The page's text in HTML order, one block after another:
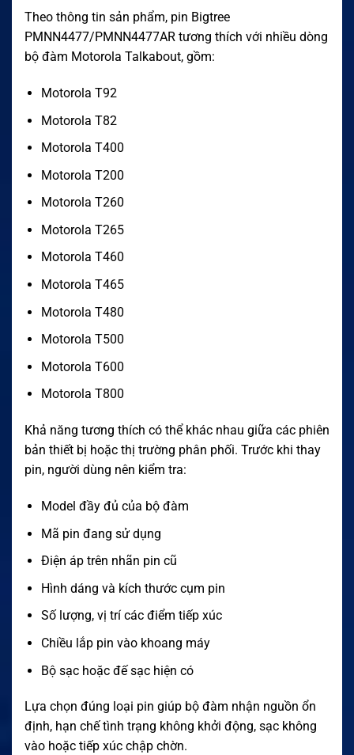
Theo thông tin sản phẩm, pin Bigtree
PMNN4477/PMNN4477AR tương thích với nhiều dòng
bộ đàm Motorola Talkabout, gồm:
Motorola T92
Motorola T82
Motorola T400
Motorola T200
Motorola T260
Motorola T265
Motorola T460
Motorola T465
Motorola T480
Motorola T500
Motorola T600
Motorola T800
Khả năng tương thích có thể khác nhau giữa các phiên
bản thiết bị hoặc thị trường phân phối. Trước khi thay
pin, người dùng nên kiểm tra:
Model đầy đủ của bộ đàm
Mã pin đang sử dụng
Điện áp trên nhãn pin cũ
Hình dáng và kích thước cụm pin
Số lượng, vị trí các điểm tiếp xúc
Chiều lắp pin vào khoang máy
Bộ sạc hoặc đế sạc hiện có
Lựa chọn đúng loại pin giúp bộ đàm nhận nguồn ổn
định, hạn chế tình trạng không khởi động, sạc không
vào hoặc tiếp xúc chập chờn.